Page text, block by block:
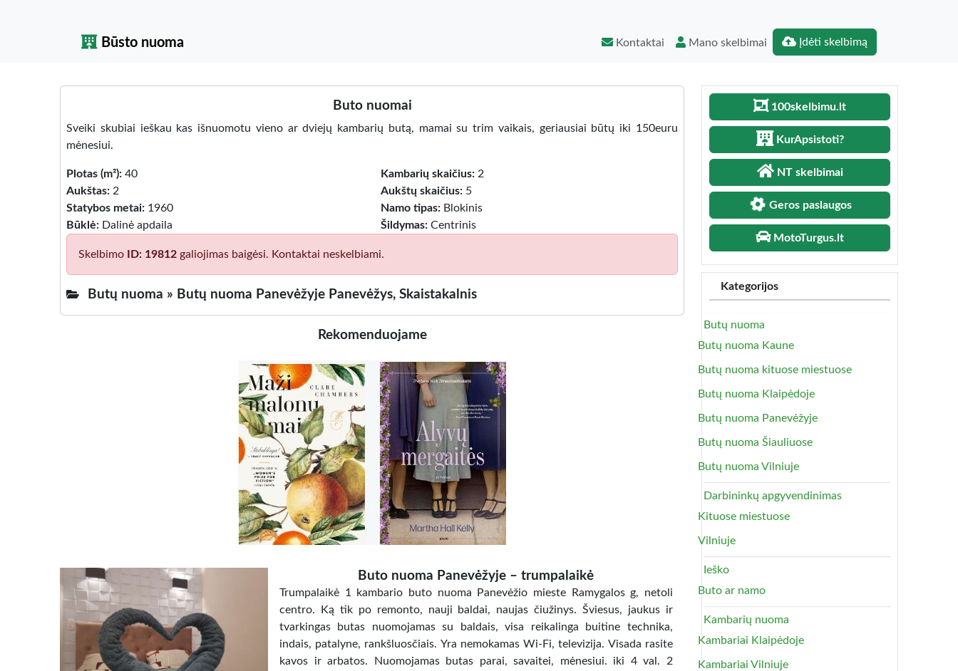
Būsto nuoma Kontaktai Mano skelbimai Įdėti skelbimą
Buto nuomai
Sveiki skubiai ieškau kas išnuomotu vieno ar dviejų kambarių butą, mamai su trim vaikais, geriausiai būtų iki 150euru
mėnesiui.
Plotas (m²): 40 Kambarių skaičius: 2
Aukštas: 2 Aukštų skaičius: 5
Statybos metai: 1960 Namo tipas: Blokinis
Būklė: Dalinė apdaila Šildymas: Centrinis
Skelbimo ID: 19812 galiojimas baigėsi. Kontaktai neskelbiami.
Butų nuoma » Butų nuoma Panevėžyje Panevėžys, Skaistakalnis
Rekomenduojame
Buto nuoma Panevėžyje – trumpalaikė
Trumpalaikė 1 kambario buto nuoma Panevėžio mieste Ramygalos g, netoli
centro. Ką tik po remonto, nauji baldai, naujas čiužinys. Šviesus, jaukus ir
tvarkingas butas nuomojamas su baldais, visa reikalinga buitine technika,
indais, patalyne, rankšluosčiais. Yra nemokamas Wi-Fi, televizija. Visada rasite
kavos ir arbatos. Nuomojamas butas parai, savaitei, mėnesiui. iki 4 val. 2
100skelbimu.lt
KurApsistoti?
NT skelbimai
Geros paslaugos
MotoTurgus.lt
Kategorijos
Butų nuoma
Butų nuoma Kaune
Butų nuoma kituose miestuose
Butų nuoma Klaipėdoje
Butų nuoma Panevėžyje
Butų nuoma Šiauliuose
Butų nuoma Vilniuje
Darbininkų apgyvendinimas
Kituose miestuose
Vilniuje
Ieško
Buto ar namo
Kambarių nuoma
Kambariai Klaipėdoje
Kambariai Vilniuje